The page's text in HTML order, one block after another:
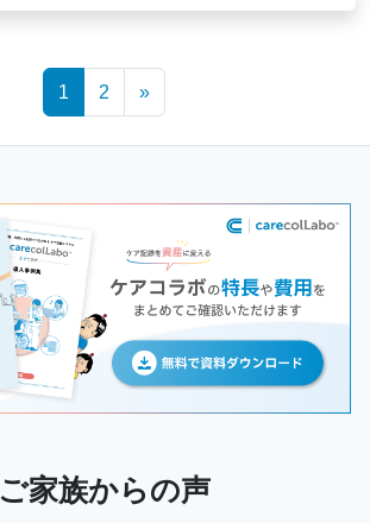
1 2 »
ご家族からの声